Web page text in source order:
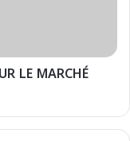
LE MARCHÉ